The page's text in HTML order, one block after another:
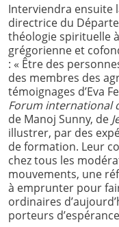
Interviendra ensuite
directrice du
théologie spirituelle
grégorienne et
: « Être des
des membres des
témoignages d’Eva
Forum international
de Manoj Sunny, de
illustrer, par des
de formation. Leur
chez tous les
mouvements, une
à emprunter pour
ordinaires
porteurs